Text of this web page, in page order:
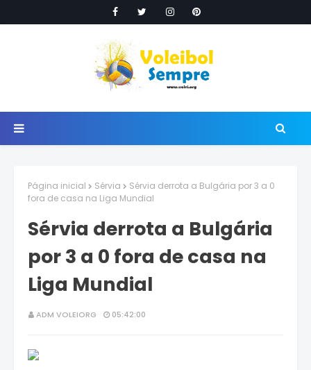
Página inicial Sérvia
Sérvia derrota a Bulgária por 3 a 0
fora de casa na Liga Mundial
Sérvia derrota a Bulgária
por 3 a 0 fora de casa na
Liga Mundial
ADM VOLEIORG 05:42:00